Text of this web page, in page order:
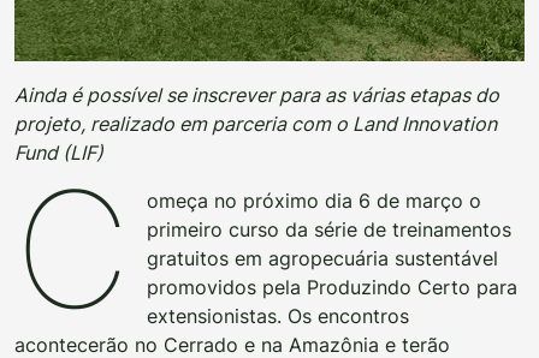
Ainda é possível se inscrever para as várias etapas do
projeto, realizado em parceria com o Land Innovation
Fund (LIF)
C
omeça no próximo dia 6 de março o
primeiro curso da série de treinamentos
gratuitos em agropecuária sustentável
promovidos pela Produzindo Certo para
extensionistas. Os encontros
acontecerão no Cerrado e na Amazônia e terão